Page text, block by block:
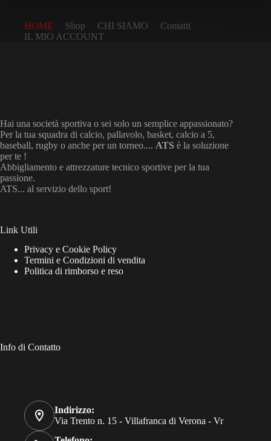
HOME Shop CHI SIAMO
Contatti
IL MIO ACCOUNT
Hai una società sportiva o sei solo un semplice appassionato?
Per la tua squadra di calcio, pallavolo, basket, calcio a 5,
baseball, rugby o anche per un torneo.... ATS è la soluzione
per te !
Abbigliamento e attrezzature tecnico sportive per la tua
passione.
ATS... al servizio dello sport!
Link Utili
Privacy e Cookie Policy
Termini e Condizioni di vendita
Politica di rimborso e reso
Info di Contatto
Indirizzo:
Via Trento n. 15 - Villafranca di Verona - Vr